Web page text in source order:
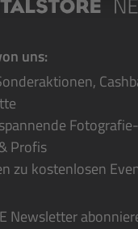
uns:
Profis
zu kostenlosen
Newsletter